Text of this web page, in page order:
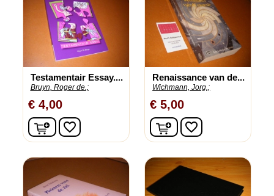
Testamentair Essay....
Bruyn, Roger de.;
€ 4,00
In winkelwagen
favorite_border
Renaissance van de...
Wichmann, Jorg.;
€ 5,00
In winkelwagen
favorite_border